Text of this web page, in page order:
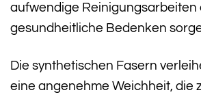
aufwendige Reinigungsarbeiten
gesundheitliche Bedenken
Die synthetischen Fasern
eine angenehme Weichheit, die